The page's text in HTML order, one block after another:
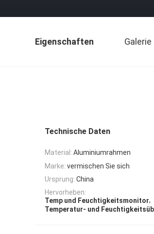
Eigenschaften Galerie
Technische Daten
Material: Aluminiumrahmen
Marke: vermischen Sie sich
Ursprung: China
Hervorheben:
Temp und Feuchtigkeitsmonitor,
Temperatur- und